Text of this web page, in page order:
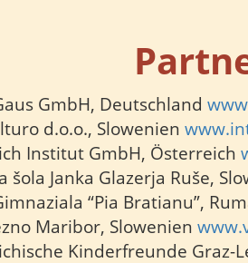
GmbH, Deutschland
d.o.o., Slowenien
Institut GmbH, Österreich
šola Janka Glazerja Ruše,
“Pia Bratianu”,
Maribor, Slowenien
Kinderfreunde Graz-